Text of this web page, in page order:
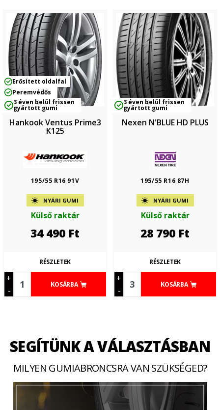
Erősített oldalfal
Peremvédős
3 éven belül frissen
gyártott gumi
Hankook Ventus Prime3
K125
195/55 R16 91V
NYÁRI GUMI
Külső raktár
34 490 Ft
+
-
KOSÁRBA
RÉSZLETEK
3 éven belül frissen
gyártott gumi
Nexen N'BLUE HD PLUS
195/55 R16 87H
NYÁRI GUMI
Külső raktár
28 790 Ft
+
-
KOSÁRBA
RÉSZLETEK
SEGÍTÜNK A VÁLASZTÁSBAN
MILYEN GUMIABRONCSRA VAN SZÜKSÉGED?